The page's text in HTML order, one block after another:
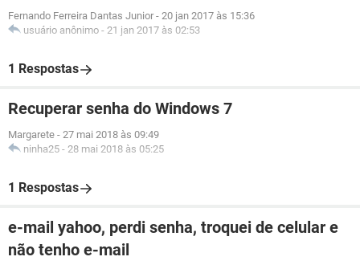
Fernando Ferreira Dantas Junior - 20 jan 2017 às 15:36
usuário anônimo - 21 jan 2017 às 02:53
1 Respostas
Recuperar senha do Windows 7
Margarete - 27 mai 2018 às 09:49
ninha25 - 28 mai 2018 às 05:25
1 Respostas
e-mail yahoo, perdi senha, troquei de celular e
não tenho e-mail